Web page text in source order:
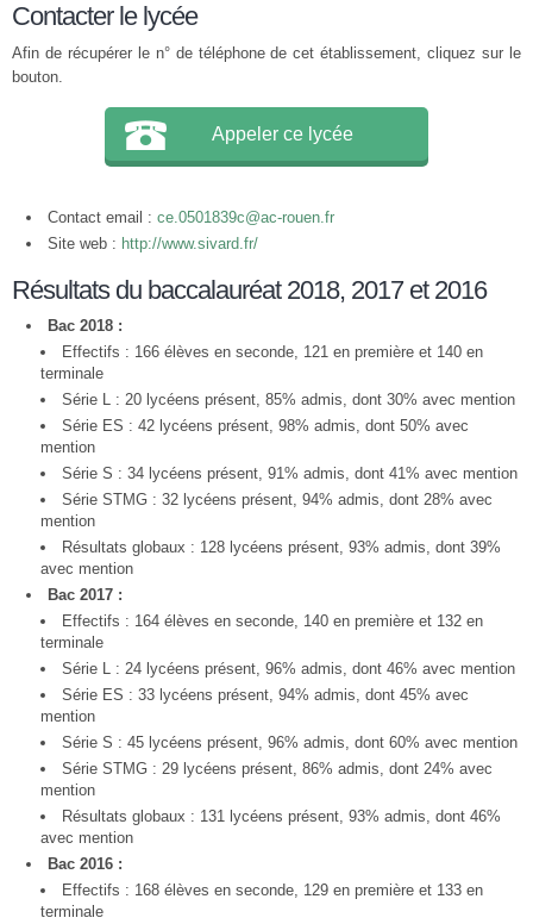
Contacter le lycée
Afin de récupérer le n° de téléphone de cet établissement, cliquez sur le
bouton.
Appeler ce lycée
Contact email : ce.0501839c@ac-rouen.fr
Site web : http://www.sivard.fr/
Résultats du baccalauréat 2018, 2017 et 2016
Bac 2018 :
Effectifs : 166 élèves en seconde, 121 en première et 140 en
terminale
Série L : 20 lycéens présent, 85% admis, dont 30% avec mention
Série ES : 42 lycéens présent, 98% admis, dont 50% avec
mention
Série S : 34 lycéens présent, 91% admis, dont 41% avec mention
Série STMG : 32 lycéens présent, 94% admis, dont 28% avec
mention
Résultats globaux : 128 lycéens présent, 93% admis, dont 39%
avec mention
Bac 2017 :
Effectifs : 164 élèves en seconde, 140 en première et 132 en
terminale
Série L : 24 lycéens présent, 96% admis, dont 46% avec mention
Série ES : 33 lycéens présent, 94% admis, dont 45% avec
mention
Série S : 45 lycéens présent, 96% admis, dont 60% avec mention
Série STMG : 29 lycéens présent, 86% admis, dont 24% avec
mention
Résultats globaux : 131 lycéens présent, 93% admis, dont 46%
avec mention
Bac 2016 :
Effectifs : 168 élèves en seconde, 129 en première et 133 en
terminale